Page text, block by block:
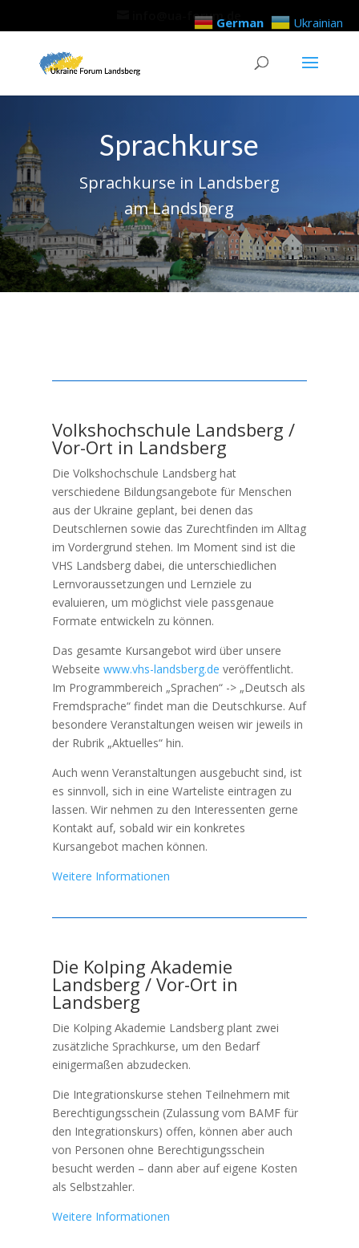
info@ua-forum.de
Sprachkurse
Sprachkurse in Landsberg
am Landsberg
Volkshochschule Landsberg /
Vor-Ort in Landsberg
Die Volkshochschule Landsberg hat
verschiedene Bildungsangebote für Menschen
aus der Ukraine geplant, bei denen das
Deutschlernen sowie das Zurechtfinden im Alltag
im Vordergrund stehen. Im Moment sind ist die
VHS Landsberg dabei, die unterschiedlichen
Lernvoraussetzungen und Lernziele zu
evaluieren, um möglichst viele passgenaue
Formate entwickeln zu können.
Das gesamte Kursangebot wird über unsere
Webseite www.vhs-landsberg.de veröffentlicht.
Im Programmbereich „Sprachen“ -> „Deutsch als
Fremdsprache“ findet man die Deutschkurse. Auf
besondere Veranstaltungen weisen wir jeweils in
der Rubrik „Aktuelles“ hin.
Auch wenn Veranstaltungen ausgebucht sind, ist
es sinnvoll, sich in eine Warteliste eintragen zu
lassen. Wir nehmen zu den Interessenten gerne
Kontakt auf, sobald wir ein konkretes
Kursangebot machen können.
Weitere Informationen
Die Kolping Akademie
Landsberg / Vor-Ort in
Landsberg
Die Kolping Akademie Landsberg plant zwei
zusätzliche Sprachkurse, um den Bedarf
einigermaßen abzudecken.
Die Integrationskurse stehen Teilnehmern mit
Berechtigungsschein (Zulassung vom BAMF für
den Integrationskurs) offen, können aber auch
von Personen ohne Berechtigungsschein
besucht werden – dann aber auf eigene Kosten
als Selbstzahler.
Weitere Informationen
German Ukrainian